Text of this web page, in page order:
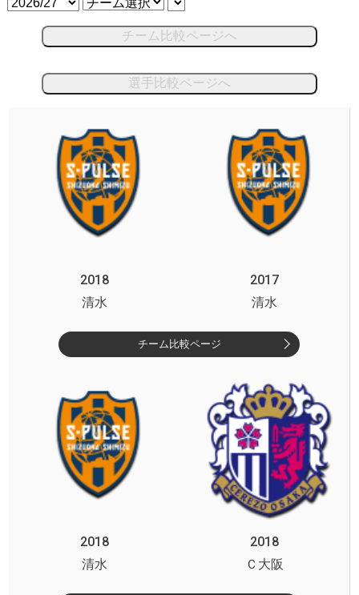
チーム比較ページへ
選手比較ページへ
2018
2017
清水
清水
チーム比較ページ
2018
2018
清水
Ｃ大阪